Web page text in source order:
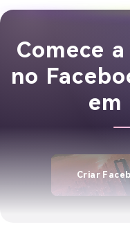
Comece
no
em
Criar